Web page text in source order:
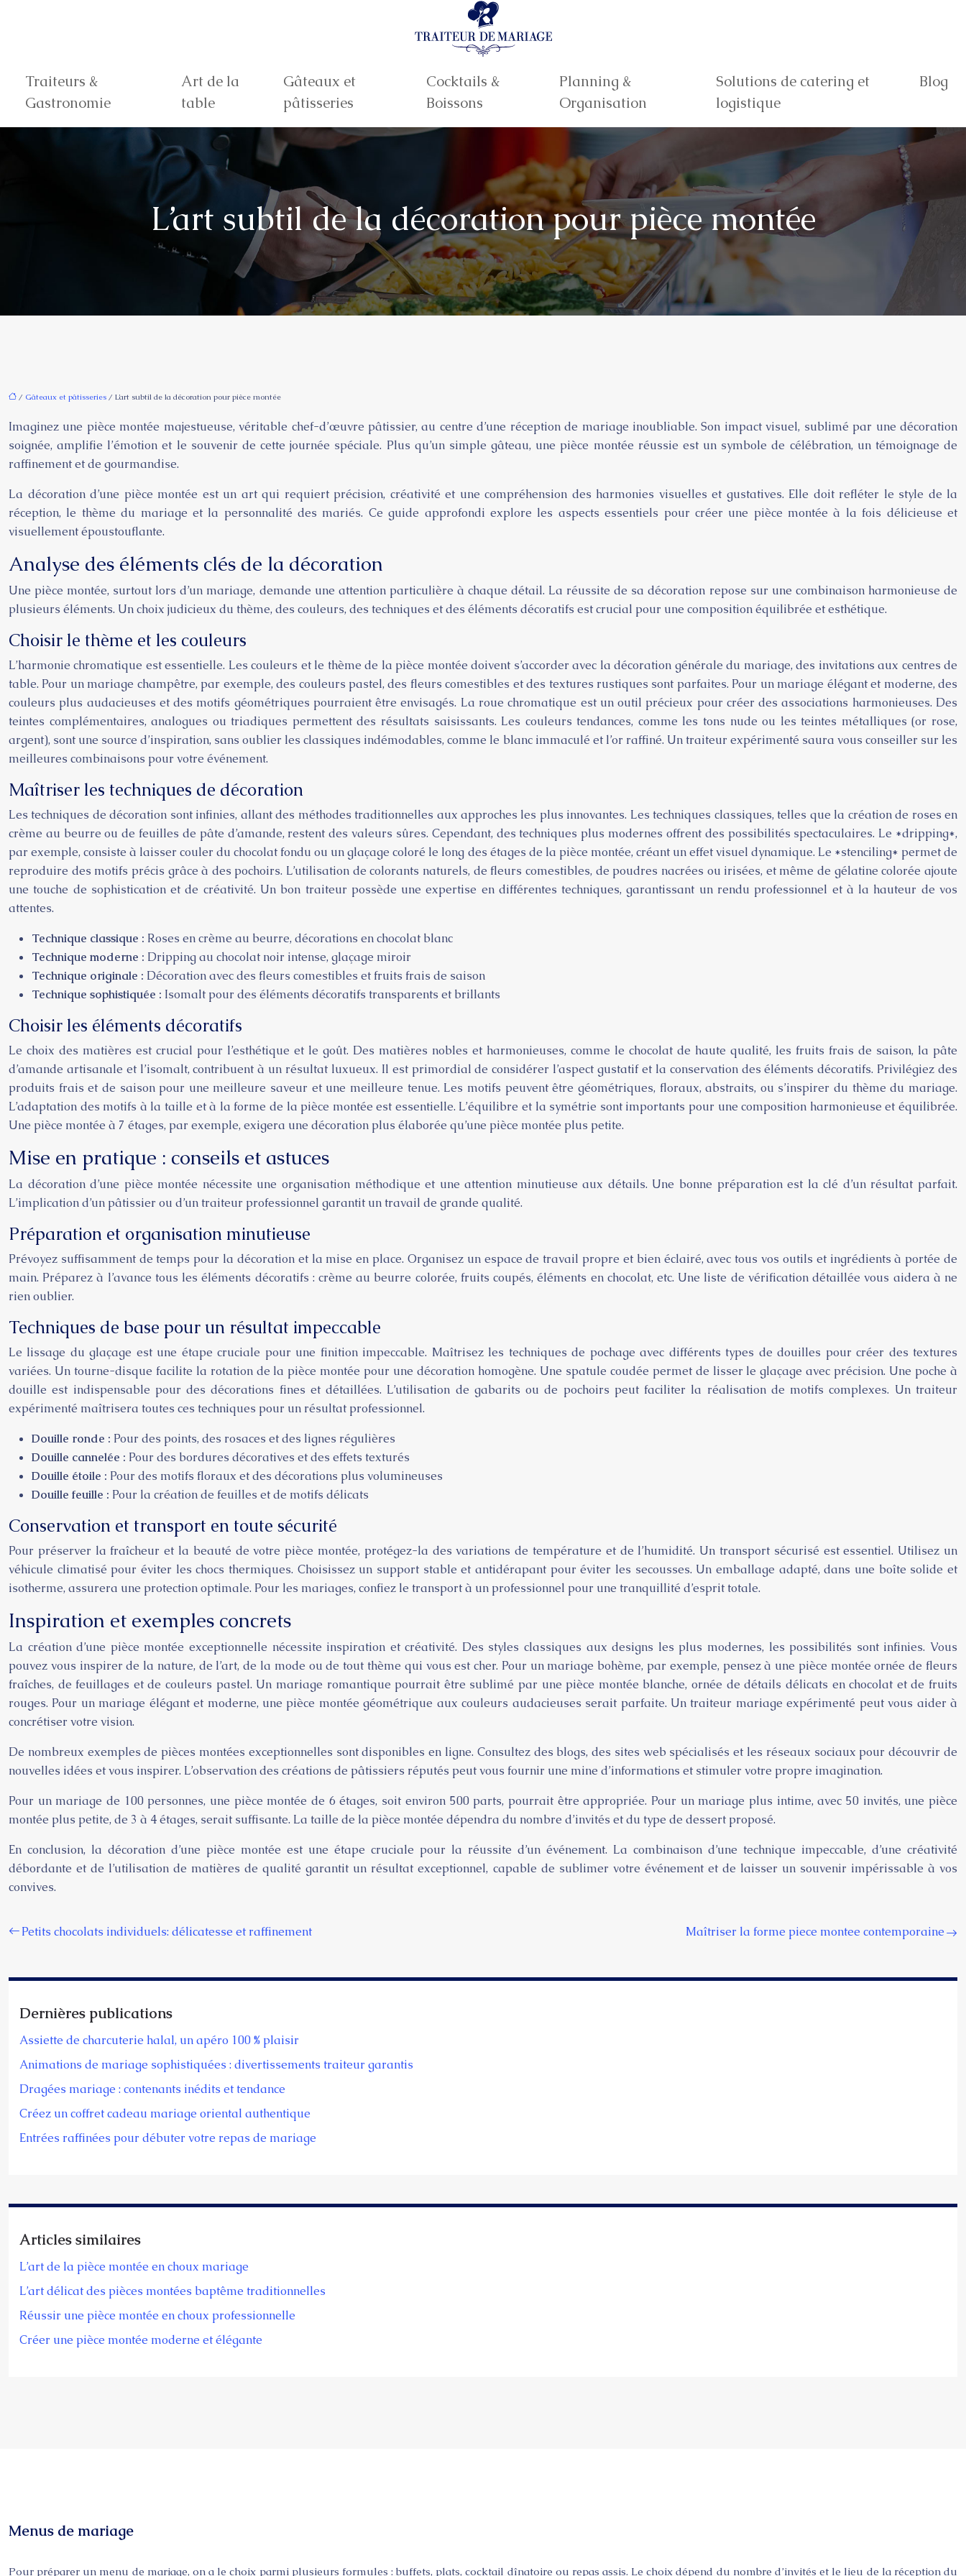
Traiteurs &
Gastronomie
Art de la
table
Gâteaux et
pâtisseries
Cocktails &
Boissons
Planning &
Organisation
Solutions de catering et
logistique
Blog
L’art subtil de la décoration pour pièce montée
/ Gâteaux et pâtisseries / L’art subtil de la décoration pour pièce montée
Imaginez une pièce montée majestueuse, véritable chef-d’œuvre pâtissier, au centre d’une réception de mariage inoubliable. Son impact visuel, sublimé par une décoration
soignée, amplifie l’émotion et le souvenir de cette journée spéciale. Plus qu’un simple gâteau, une pièce montée réussie est un symbole de célébration, un témoignage de
raffinement et de gourmandise.
La décoration d’une pièce montée est un art qui requiert précision, créativité et une compréhension des harmonies visuelles et gustatives. Elle doit refléter le style de la
réception, le thème du mariage et la personnalité des mariés. Ce guide approfondi explore les aspects essentiels pour créer une pièce montée à la fois délicieuse et
visuellement époustouflante.
Analyse des éléments clés de la décoration
Une pièce montée, surtout lors d’un mariage, demande une attention particulière à chaque détail. La réussite de sa décoration repose sur une combinaison harmonieuse de
plusieurs éléments. Un choix judicieux du thème, des couleurs, des techniques et des éléments décoratifs est crucial pour une composition équilibrée et esthétique.
Choisir le thème et les couleurs
L’harmonie chromatique est essentielle. Les couleurs et le thème de la pièce montée doivent s’accorder avec la décoration générale du mariage, des invitations aux centres de
table. Pour un mariage champêtre, par exemple, des couleurs pastel, des fleurs comestibles et des textures rustiques sont parfaites. Pour un mariage élégant et moderne, des
couleurs plus audacieuses et des motifs géométriques pourraient être envisagés. La roue chromatique est un outil précieux pour créer des associations harmonieuses. Des
teintes complémentaires, analogues ou triadiques permettent des résultats saisissants. Les couleurs tendances, comme les tons nude ou les teintes métalliques (or rose,
argent), sont une source d’inspiration, sans oublier les classiques indémodables, comme le blanc immaculé et l’or raffiné. Un traiteur expérimenté saura vous conseiller sur les
meilleures combinaisons pour votre événement.
Maîtriser les techniques de décoration
Les techniques de décoration sont infinies, allant des méthodes traditionnelles aux approches les plus innovantes. Les techniques classiques, telles que la création de roses en
crème au beurre ou de feuilles de pâte d’amande, restent des valeurs sûres. Cependant, des techniques plus modernes offrent des possibilités spectaculaires. Le *dripping*,
par exemple, consiste à laisser couler du chocolat fondu ou un glaçage coloré le long des étages de la pièce montée, créant un effet visuel dynamique. Le *stenciling* permet de
reproduire des motifs précis grâce à des pochoirs. L’utilisation de colorants naturels, de fleurs comestibles, de poudres nacrées ou irisées, et même de gélatine colorée ajoute
une touche de sophistication et de créativité. Un bon traiteur possède une expertise en différentes techniques, garantissant un rendu professionnel et à la hauteur de vos
attentes.
Technique classique : Roses en crème au beurre, décorations en chocolat blanc
Technique moderne : Dripping au chocolat noir intense, glaçage miroir
Technique originale : Décoration avec des fleurs comestibles et fruits frais de saison
Technique sophistiquée : Isomalt pour des éléments décoratifs transparents et brillants
Choisir les éléments décoratifs
Le choix des matières est crucial pour l’esthétique et le goût. Des matières nobles et harmonieuses, comme le chocolat de haute qualité, les fruits frais de saison, la pâte
d’amande artisanale et l’isomalt, contribuent à un résultat luxueux. Il est primordial de considérer l’aspect gustatif et la conservation des éléments décoratifs. Privilégiez des
produits frais et de saison pour une meilleure saveur et une meilleure tenue. Les motifs peuvent être géométriques, floraux, abstraits, ou s’inspirer du thème du mariage.
L’adaptation des motifs à la taille et à la forme de la pièce montée est essentielle. L’équilibre et la symétrie sont importants pour une composition harmonieuse et équilibrée.
Une pièce montée à 7 étages, par exemple, exigera une décoration plus élaborée qu’une pièce montée plus petite.
Mise en pratique : conseils et astuces
La décoration d’une pièce montée nécessite une organisation méthodique et une attention minutieuse aux détails. Une bonne préparation est la clé d’un résultat parfait.
L’implication d’un pâtissier ou d’un traiteur professionnel garantit un travail de grande qualité.
Préparation et organisation minutieuse
Prévoyez suffisamment de temps pour la décoration et la mise en place. Organisez un espace de travail propre et bien éclairé, avec tous vos outils et ingrédients à portée de
main. Préparez à l’avance tous les éléments décoratifs : crème au beurre colorée, fruits coupés, éléments en chocolat, etc. Une liste de vérification détaillée vous aidera à ne
rien oublier.
Techniques de base pour un résultat impeccable
Le lissage du glaçage est une étape cruciale pour une finition impeccable. Maîtrisez les techniques de pochage avec différents types de douilles pour créer des textures
variées. Un tourne-disque facilite la rotation de la pièce montée pour une décoration homogène. Une spatule coudée permet de lisser le glaçage avec précision. Une poche à
douille est indispensable pour des décorations fines et détaillées. L’utilisation de gabarits ou de pochoirs peut faciliter la réalisation de motifs complexes. Un traiteur
expérimenté maîtrisera toutes ces techniques pour un résultat professionnel.
Douille ronde : Pour des points, des rosaces et des lignes régulières
Douille cannelée : Pour des bordures décoratives et des effets texturés
Douille étoile : Pour des motifs floraux et des décorations plus volumineuses
Douille feuille : Pour la création de feuilles et de motifs délicats
Conservation et transport en toute sécurité
Pour préserver la fraîcheur et la beauté de votre pièce montée, protégez-la des variations de température et de l’humidité. Un transport sécurisé est essentiel. Utilisez un
véhicule climatisé pour éviter les chocs thermiques. Choisissez un support stable et antidérapant pour éviter les secousses. Un emballage adapté, dans une boîte solide et
isotherme, assurera une protection optimale. Pour les mariages, confiez le transport à un professionnel pour une tranquillité d’esprit totale.
Inspiration et exemples concrets
La création d’une pièce montée exceptionnelle nécessite inspiration et créativité. Des styles classiques aux designs les plus modernes, les possibilités sont infinies. Vous
pouvez vous inspirer de la nature, de l’art, de la mode ou de tout thème qui vous est cher. Pour un mariage bohème, par exemple, pensez à une pièce montée ornée de fleurs
fraîches, de feuillages et de couleurs pastel. Un mariage romantique pourrait être sublimé par une pièce montée blanche, ornée de détails délicats en chocolat et de fruits
rouges. Pour un mariage élégant et moderne, une pièce montée géométrique aux couleurs audacieuses serait parfaite. Un traiteur mariage expérimenté peut vous aider à
concrétiser votre vision.
De nombreux exemples de pièces montées exceptionnelles sont disponibles en ligne. Consultez des blogs, des sites web spécialisés et les réseaux sociaux pour découvrir de
nouvelles idées et vous inspirer. L’observation des créations de pâtissiers réputés peut vous fournir une mine d’informations et stimuler votre propre imagination.
Pour un mariage de 100 personnes, une pièce montée de 6 étages, soit environ 500 parts, pourrait être appropriée. Pour un mariage plus intime, avec 50 invités, une pièce
montée plus petite, de 3 à 4 étages, serait suffisante. La taille de la pièce montée dépendra du nombre d’invités et du type de dessert proposé.
En conclusion, la décoration d’une pièce montée est une étape cruciale pour la réussite d’un événement. La combinaison d’une technique impeccable, d’une créativité
débordante et de l’utilisation de matières de qualité garantit un résultat exceptionnel, capable de sublimer votre événement et de laisser un souvenir impérissable à vos
convives.
Petits chocolats individuels: délicatesse et raffinement Maîtriser la forme piece montee contemporaine
Dernières publications
Assiette de charcuterie halal, un apéro 100 % plaisir
Animations de mariage sophistiquées : divertissements traiteur garantis
Dragées mariage : contenants inédits et tendance
Créez un coffret cadeau mariage oriental authentique
Entrées raffinées pour débuter votre repas de mariage
Articles similaires
L’art de la pièce montée en choux mariage
L’art délicat des pièces montées baptême traditionnelles
Réussir une pièce montée en choux professionnelle
Créer une pièce montée moderne et élégante
Menus de mariage
Pour préparer un menu de mariage, on a le choix parmi plusieurs formules : buffets, plats, cocktail dînatoire ou repas assis. Le choix dépend du nombre d’invités et le lieu de la réception du